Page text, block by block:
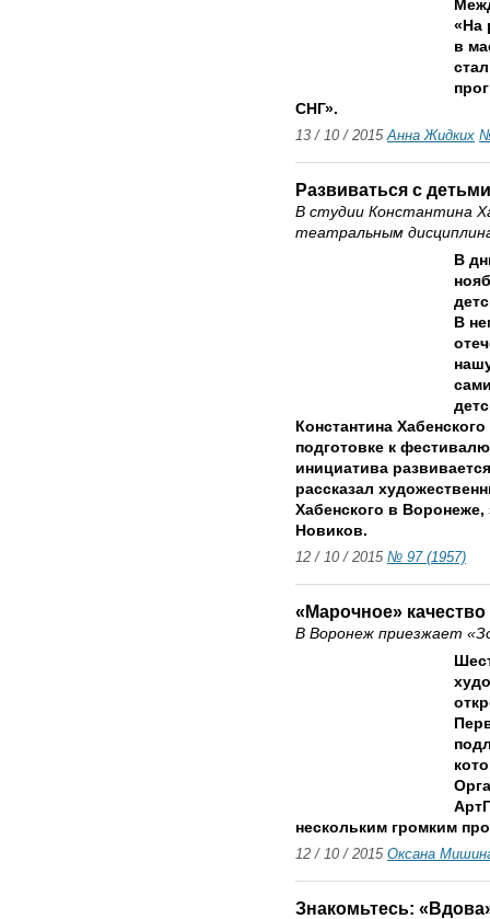
«На
в
СНГ».
13 / 10 / 2015Анна Жидких №
Развиваться с детьми
В студии Константина
театральным
В
В
Константина
подготовке к
инициатива
рассказал
Хабенского в
Новиков.
12 / 10 / 2015 № 97 (1957)
«Марочное» качество
В Воронеж приезжает
нескольким громким
12 / 10 / 2015 Оксана
Знакомьтесь: